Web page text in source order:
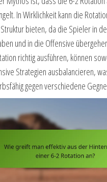
In Wirklichkeit kann die
bieten, da die Spieler in
und in die Offensive
richtig ausführen, können
Strategien ausbalancieren,
gegen verschiedene